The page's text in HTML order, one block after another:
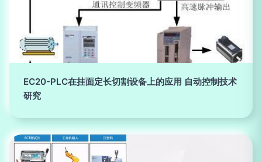
EC20-PLC在挂面定长切割设备上的应用 自动控制技术
研究